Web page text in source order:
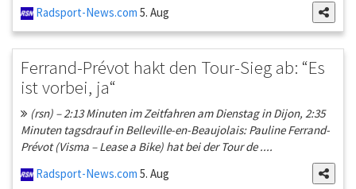
Radsport-News.com 5. Aug
Ferrand-Prévot hakt den Tour-Sieg ab: “Es
ist vorbei, ja“
(rsn) – 2:13 Minuten im Zeitfahren am Dienstag in Dijon, 2:35
Minuten tagsdrauf in Belleville-en-Beaujolais: Pauline Ferrand-
Prévot (Visma – Lease a Bike) hat bei der Tour de ....
Radsport-News.com 5. Aug